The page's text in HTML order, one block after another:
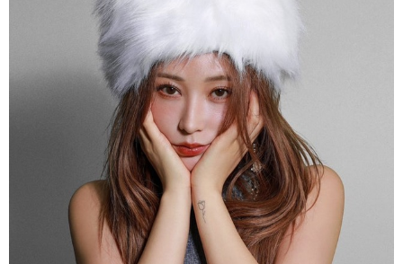
リリース
登録・ログイン/マイルーム